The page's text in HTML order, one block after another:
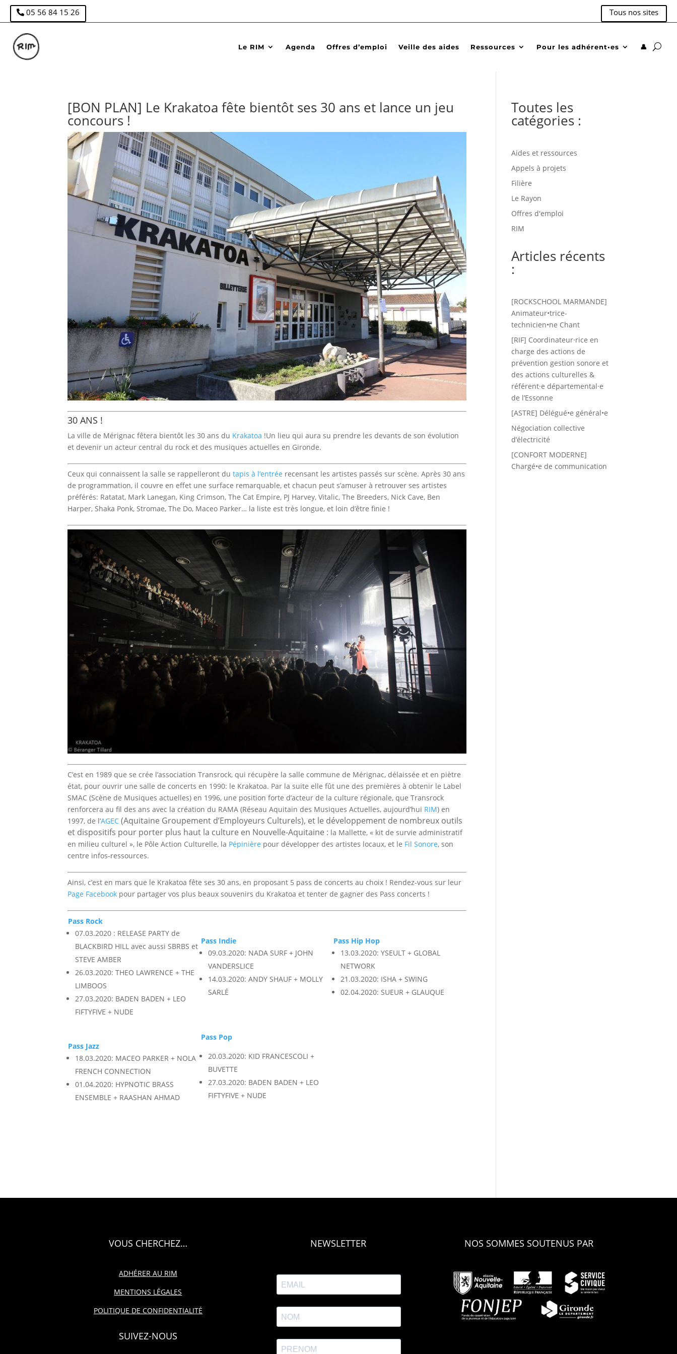
05 56 84 15 26 Tous nos sites
Le RIM Agenda Offres d’emploi Veille des aides Ressources Pour les adhérent•es 👤
[BON PLAN] Le Krakatoa fête bientôt ses 30 ans et lance un jeu
concours !
30 ANS !
La ville de Mérignac fêtera bientôt les 30 ans du Krakatoa !Un lieu qui aura su prendre les devants de son évolution
et devenir un acteur central du rock et des musiques actuelles en Gironde.
Ceux qui connaissent la salle se rappelleront dutapis à l’entrée recensant les artistes passés sur scène. Après 30 ans
de programmation, il couvre en effet une surface remarquable, et chacun peut s’amuser à retrouver ses artistes
préférés: Ratatat, Mark Lanegan, King Crimson, The Cat Empire, PJ Harvey, Vitalic, The Breeders, Nick Cave, Ben
Harper, Shaka Ponk, Stromae, The Do, Maceo Parker… la liste est très longue, et loin d’être finie !
C’est en 1989 que se crée l’association Transrock, qui récupère la salle commune de Mérignac, délaissée et en piètre
état, pour ouvrir une salle de concerts en 1990: le Krakatoa. Par la suite elle fût une des premières à obtenir le Label
SMAC (Scène de Musiques actuelles) en 1996, une position forte d’acteur de la culture régionale, que Transrock
renforcera au fil des ans avec la création du RAMA (Réseau Aquitain des Musiques Actuelles, aujourd’hui RIM) en
1997, de l’AGEC (Aquitaine Groupement d’Employeurs Culturels), et le développement de nombreux outils
et dispositifs pour porter plus haut la culture en Nouvelle-Aquitaine : la Mallette, « kit de survie administratif
en milieu culturel », le Pôle Action Culturelle, la Pépinière pour développer des artistes locaux, et le Fil Sonore, son
centre infos-ressources.
Ainsi, c’est en mars que le Krakatoa fête ses 30 ans, en proposant 5 pass de concerts au choix ! Rendez-vous sur leur
Page Facebook pour partager vos plus beaux souvenirs du Krakatoa et tenter de gagner des Pass concerts !
Pass Rock
07.03.2020 : RELEASE PARTY de
BLACKBIRD HILL avec aussi SBRBS et
STEVE AMBER
26.03.2020: THEO LAWRENCE + THE
LIMBOOS
27.03.2020: BADEN BADEN + LEO
FIFTYFIVE + NUDE
Pass Indie
09.03.2020: NADA SURF + JOHN
VANDERSLICE
14.03.2020: ANDY SHAUF + MOLLY
SARLÉ
Pass Hip Hop
13.03.2020: YSEULT + GLOBAL
NETWORK
21.03.2020: ISHA + SWING
02.04.2020: SUEUR + GLAUQUE
Pass Jazz
18.03.2020: MACEO PARKER + NOLA
FRENCH CONNECTION
01.04.2020: HYPNOTIC BRASS
ENSEMBLE + RAASHAN AHMAD
Pass Pop
20.03.2020: KID FRANCESCOLI +
BUVETTE
27.03.2020: BADEN BADEN + LEO
FIFTYFIVE + NUDE
Toutes les
catégories :
Aides et ressources
Appels à projets
Filière
Le Rayon
Offres d'emploi
RIM
Articles récents
:
[ROCKSCHOOL MARMANDE]
Animateur•trice-
technicien•ne Chant
[RIF] Coordinateur·rice en
charge des actions de
prévention gestion sonore et
des actions culturelles &
référent·e départemental·e
de l’Essonne
[ASTRE] Délégué•e général•e
Négociation collective
d’électricité
[CONFORT MODERNE]
Chargé•e de communication
VOUS CHERCHEZ…
ADHÉRER AU RIM
MENTIONS LÉGALES
POLITIQUE DE CONFIDENTIALITÉ
SUIVEZ-NOUS
NEWSLETTER NOS SOMMES SOUTENUS PAR